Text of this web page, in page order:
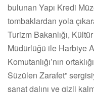
bulunan Yapı Kredi
tombaklardan yola
Turizm Bakanlığı,
Müdürlüğü ile Harbiye
Komutanlığı’nın
Süzülen Zarafet”
sanat dalını ve gizli